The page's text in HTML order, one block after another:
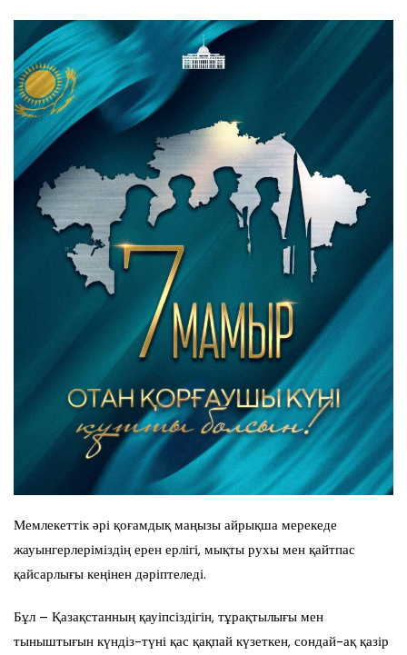
Мемлекеттік әрі қоғамдық маңызы айрықша мерекеде
жауынгерлеріміздің ерен ерлігі, мықты рухы мен қайтпас
қайсарлығы кеңінен дәріптеледі.
Бұл – Қазақстанның қауіпсіздігін, тұрақтылығы мен
тыныштығын күндіз-түні қас қақпай күзеткен, сондай-ақ қазір